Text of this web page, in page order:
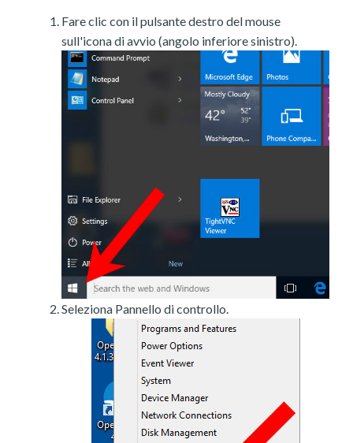
Fare clic con il pulsante destro del mouse
sull'icona di avvio (angolo inferiore sinistro).
Seleziona Pannello di controllo.